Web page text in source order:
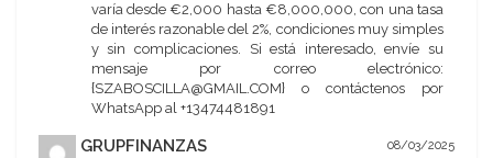
varía desde €2,000 hasta €8,000,000, con una tasa
de interés razonable del 2%, condiciones muy simples
y sin complicaciones. Si está interesado, envíe su
mensaje por correo electrónico:
{SZABOSCILLA@GMAIL.COM} o contáctenos por
WhatsApp al +13474481891
GRUPFINANZAS 08/03/2025